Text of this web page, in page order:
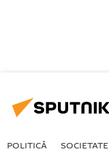
POLITICĂ SOCIETATE